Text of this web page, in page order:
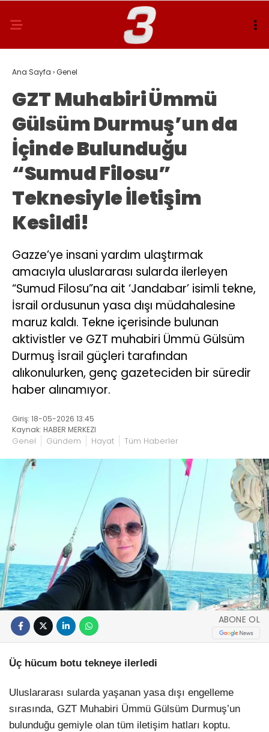
Ana Sayfa ›Genel
GZT Muhabiri Ümmü
Gülsüm Durmuş’un da
İçinde Bulunduğu
“Sumud Filosu”
Teknesiyle İletişim
Kesildi!
Gazze’ye insani yardım ulaştırmak
amacıyla uluslararası sularda ilerleyen
“Sumud Filosu”na ait ‘Jandabar’ isimli tekne,
İsrail ordusunun yasa dışı müdahalesine
maruz kaldı. Tekne içerisinde bulunan
aktivistler ve GZT muhabiri Ümmü Gülsüm
Durmuş İsrail güçleri tarafından
alıkonulurken, genç gazeteciden bir süredir
haber alınamıyor.
Giriş: 18-05-2026 13:45
Kaynak: HABER MERKEZI
Genel Gündem Hayat Tüm Haberler
ABONE OL
Üç hücum botu tekneye ilerledi
Uluslararası sularda yaşanan yasa dışı engelleme
sırasında, GZT Muhabiri Ümmü Gülsüm Durmuş’un
bulunduğu gemiyle olan tüm iletişim hatları koptu.